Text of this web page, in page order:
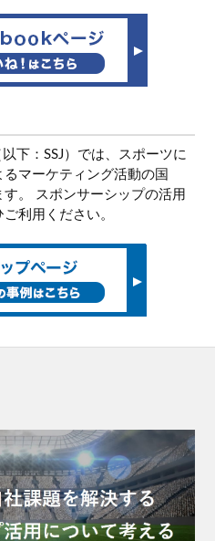
下：SSJ）では、スポーツに
マーケティング活動の国
。 スポンサーシップの活用
利用ください。